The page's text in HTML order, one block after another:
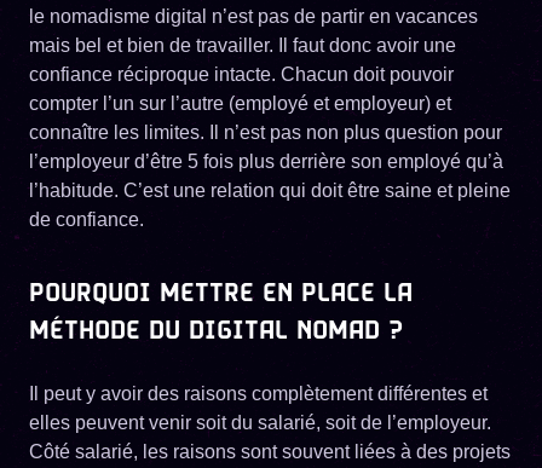
le nomadisme digital n’est pas de partir en vacances
mais bel et bien de travailler. Il faut donc avoir une
confiance réciproque intacte. Chacun doit pouvoir
compter l’un sur l’autre (employé et employeur) et
connaître les limites. Il n’est pas non plus question pour
l’employeur d’être 5 fois plus derrière son employé qu’à
l’habitude. C’est une relation qui doit être saine et pleine
de confiance.
POURQUOI METTRE EN PLACE LA
MÉTHODE DU DIGITAL NOMAD ?
Il peut y avoir des raisons complètement différentes et
elles peuvent venir soit du salarié, soit de l’employeur.
Côté salarié, les raisons sont souvent liées à des projets